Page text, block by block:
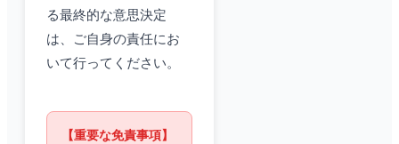
る最終的な意思決定
は、ご自身の責任にお
いて行ってください。
【重要な免責事項】